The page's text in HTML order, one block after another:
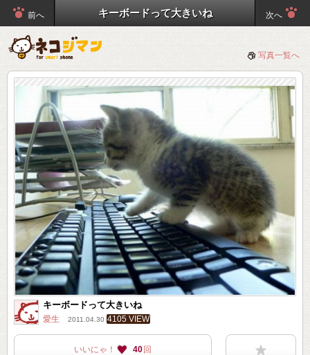
前へ キーボードって大きいね 次へ
写真一覧へ
キーボードって大きいね
愛生 2011.04.30 4105 VIEW
いいにゃ！ 40 回